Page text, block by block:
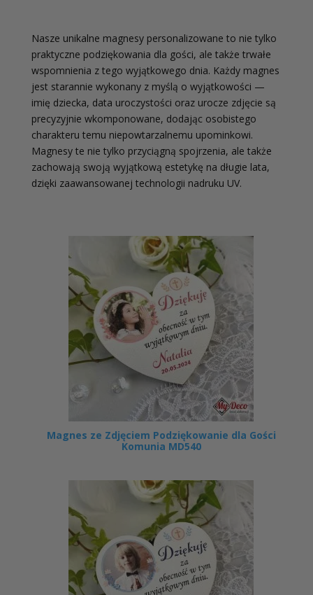
Nasze unikalne magnesy personalizowane to nie tylko
praktyczne podziękowania dla gości, ale także trwałe
wspomnienia z tego wyjątkowego dnia. Każdy magnes
jest starannie wykonany z myślą o wyjątkowości —
imię dziecka, data uroczystości oraz urocze zdjęcie są
precyzyjnie wkomponowane, dodając osobistego
charakteru temu niepowtarzalnemu upominkowi.
Magnesy te nie tylko przyciągną spojrzenia, ale także
zachowają swoją wyjątkową estetykę na długie lata,
dzięki zaawansowanej technologii nadruku UV.
Magnes ze Zdjęciem Podziękowanie dla Gości
Komunia MD540